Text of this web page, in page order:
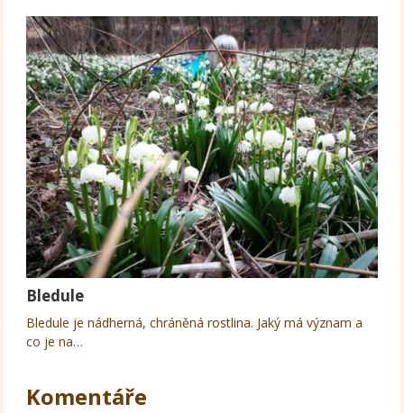
Bledule
Bledule je nádherná, chráněná rostlina. Jaký má význam a
co je na…
Komentáře